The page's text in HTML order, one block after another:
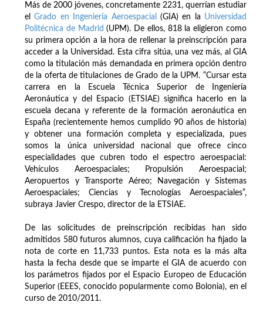
Más de 2000 jóvenes, concretamente 2231, querrían estudiar
elGrado en Ingeniería Aeroespacial (GIA) en la Universidad
Politécnica de Madrid (UPM). De ellos, 818 la eligieron como
su primera opción a la hora de rellenar la preinscripción para
acceder a la Universidad. Esta cifra sitúa, una vez más, al GIA
como la titulación más demandada en primera opción dentro
de la oferta de titulaciones de Grado de la UPM. “Cursar esta
carrera en la Escuela Técnica Superior de Ingeniería
Aeronáutica y del Espacio (ETSIAE) significa hacerlo en la
escuela decana y referente de la formación aeronáutica en
España (recientemente hemos cumplido 90 años de historia)
y obtener una formación completa y especializada, pues
somos la única universidad nacional que ofrece cinco
especialidades que cubren todo el espectro aeroespacial:
Vehículos Aeroespaciales; Propulsión Aeroespacial;
Aeropuertos y Transporte Aéreo; Navegación y Sistemas
Aeroespaciales; Ciencias y Tecnologías Aeroespaciales”,
subraya Javier Crespo, director de la ETSIAE.
De las solicitudes de preinscripción recibidas han sido
admitidos 580 futuros alumnos, cuya calificación ha fijado la
nota de corte en 11,733 puntos. Esta nota es la más alta
hasta la fecha desde que se imparte el GIA de acuerdo con
los parámetros fijados por el Espacio Europeo de Educación
Superior (EEES, conocido popularmente como Bolonia), en el
curso de 2010/2011.